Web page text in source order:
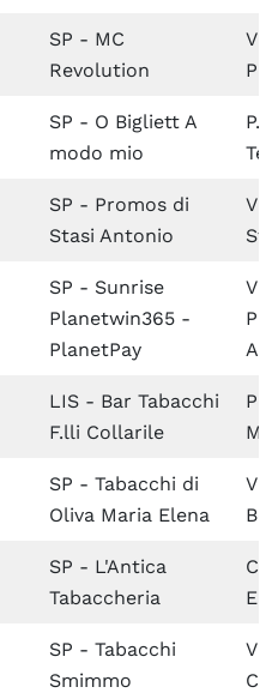
SP - MC
Revolution
SP - O Bigliett A
modo mio
SP - Promos di
Stasi Antonio
SP - Sunrise
Planetwin365 -
PlanetPay
LIS - Bar Tabacchi
F.lli Collarile
SP - Tabacchi di
Oliva Maria Elena
Via
SP - L'Antica
Tabaccheria
SP - Tabacchi
Smimmo